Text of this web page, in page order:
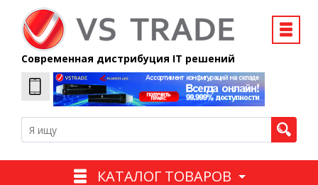
Современная дистрибуция IT решений
КАТАЛОГ ТОВАРОВ